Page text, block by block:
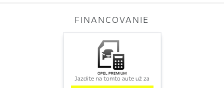
FINANCOVANIE
Jazdite na tomto aute už za